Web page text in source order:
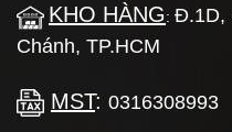
KHO HÀNG: Đ.1D,
Chánh, TP.HCM
MST: 0316308993